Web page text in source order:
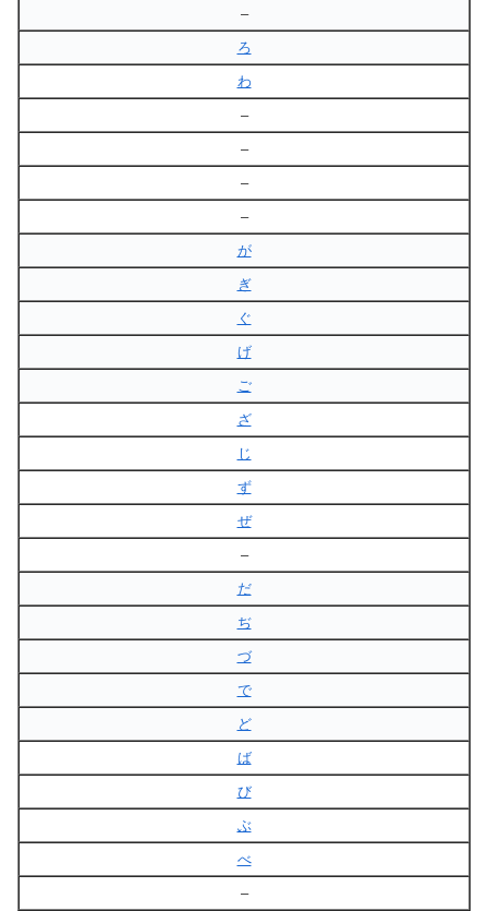
–
ろ
わ
–
–
–
–
が
ぎ
ぐ
げ
ご
ざ
じ
ず
ぜ
–
だ
ぢ
づ
で
ど
ば
び
ぶ
べ
–